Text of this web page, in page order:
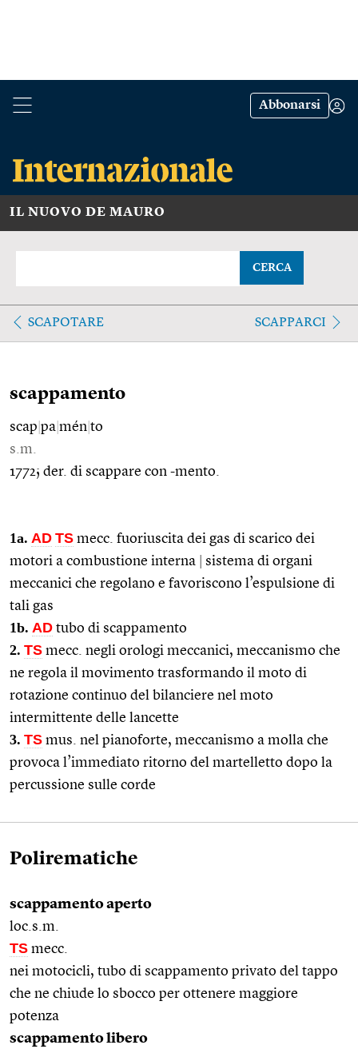
Abbonarsi
IL NUOVO DE MAURO
CERCA
SCAPOTARE SCAPPARCI
scappamento
scap pa mén to
s.m.
1772; der. di scappare con -mento.
1a. AD TS mecc. fuoriuscita dei gas di scarico dei
motori a combustione interna
sistema di organi
meccanici che regolano e favoriscono l’espulsione di
tali gas
1b. AD tubo di scappamento
2. TS mecc. negli orologi meccanici, meccanismo che
ne regola il movimento trasformando il moto di
rotazione continuo del bilanciere nel moto
intermittente delle lancette
3. TS mus. nel pianoforte, meccanismo a molla che
provoca l’immediato ritorno del martelletto dopo la
percussione sulle corde
Polirematiche
scappamento aperto
loc.s.m.
TS mecc.
nei motocicli, tubo di scappamento privato del tappo
che ne chiude lo sbocco per ottenere maggiore
potenza
scappamento libero